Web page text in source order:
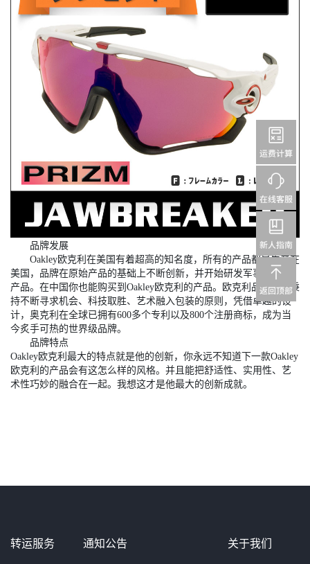
品牌发展
Oakley欧克利在美国有着超高的知名度，所有的产品都是生产在
美国，品牌在原始产品的基础上不断创新，并开始研发军事领域的
产品。在中国你也能购买到Oakley欧克利的产品。欧克利品牌始终秉
持不断寻求机会、科技取胜、艺术融入包装的原则，凭借卓越的设
计，奥克利在全球已拥有600多个专利以及800个注册商标，成为当
今炙手可热的世界级品牌。
品牌特点
Oakley欧克利最大的特点就是他的创新，你永远不知道下一款Oakley
欧克利的产品会有这怎么样的风格。并且能把舒适性、实用性、艺
术性巧妙的融合在一起。我想这才是他最大的创新成就。
转运服务 通知公告 关于我们